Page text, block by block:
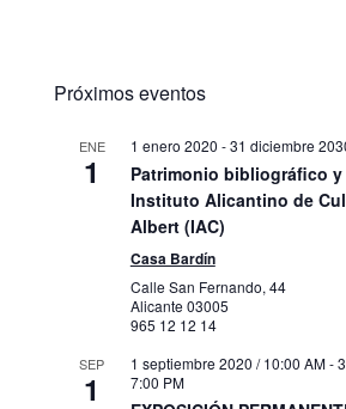
Próximos eventos
ENE
1
1 enero 2020 -31 diciembre
Patrimonio bibliográfico
Instituto Alicantino de
Albert (IAC)
Casa Bardín
Calle San Fernando, 44
Alicante 03005
965 12 12 14
SEP
1
1 septiembre 2020 / 10:00 AM-
7:00 PM